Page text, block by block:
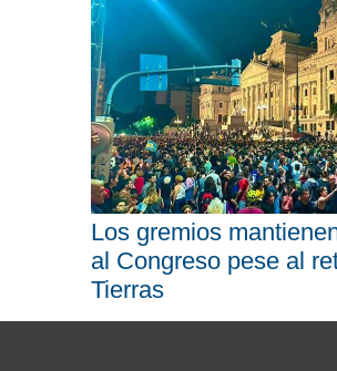
Los gremios
al Congreso pese al
Tierras